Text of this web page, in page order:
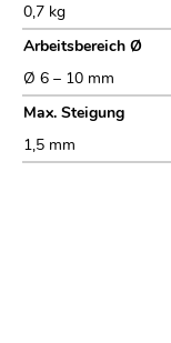
0,7 kg
Arbeitsbereich Ø
Ø 6 – 10 mm
Max. Steigung
1,5 mm